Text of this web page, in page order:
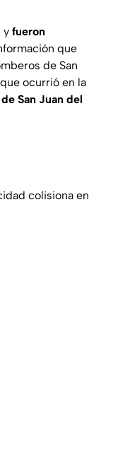
y fueron
que
de San
ocurrió en la
San Juan del
colisiona en